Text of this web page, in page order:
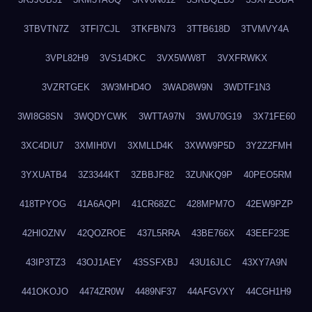
3TBVTN7Z 3TFI7CJL 3TKFBN73 3TTB618D 3TVMVY4A
3VPL82H9 3VS14DKC 3VX5WW8T 3VXFRWKX
3VZRTGEK 3W3MHD4O 3WAD8W9N 3WDTF1N3
3WI8G8SN 3WQDYCWK 3WTTA97N 3WU70G19 3X71FE60
3XC4DIU7 3XMIH0VI 3XMLLD4K 3XWW9P5D 3Y2Z2FMH
3YXUATB4 3Z3344KT 3ZBBJF82 3ZUNKQ9P 40PEO5RM
418TPYOG 41A6AQPI 41CR68ZC 428MPM7O 42EW9PZP
42HIOZNV 42QOZROE 437L5RRA 43BE766X 43EEF23E
43IP3TZ3 43OJ1AEY 43SSFXBJ 43U16JLC 43XY7A9N
441OKOJO 4474ZR0W 4489NF37 44AFGVXY 44CGH1H9